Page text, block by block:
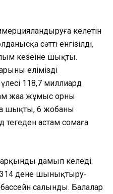
келетін
сәтті енгізілді,
кезеңіне шықты.
еліміздің
118,7 миллиард
жаңа жұмыс орны
шықты, 6 жобаның
астам сомаға
дамып келеді.
314 дене шынықтыру-
салынды. Балалар